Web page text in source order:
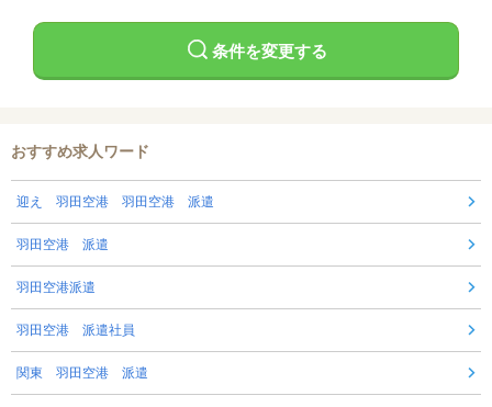
条件を変更する
おすすめ求人ワード
迎え 羽田空港 羽田空港 派遣
羽田空港 派遣
羽田空港派遣
羽田空港 派遣社員
関東 羽田空港 派遣